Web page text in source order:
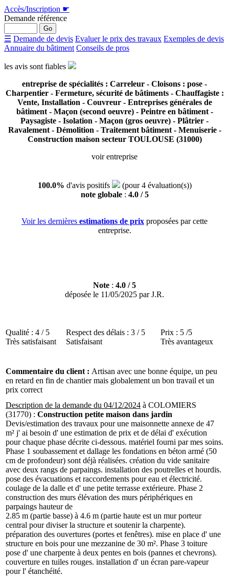
Accès/Inscription ☛
Demande référence
☰ Demande de devis Evaluer le prix des travaux Exemples de devis
Annuaire du bâtiment Conseils de pros
les avis sont fiables
entreprise de spécialités : Carreleur - Cloisons : pose -
Charpentier - Fermeture, sécurité de bâtiments - Chauffagiste :
Vente, Installation - Couvreur - Entreprises générales de
bâtiment - Maçon (second oeuvre) - Peintre en bâtiment -
Paysagiste - Isolation - Maçon (gros oeuvre) - Plâtrier -
Ravalement - Démolition - Traitement bâtiment - Menuiserie -
Construction maison secteur TOULOUSE (31000)
voir entreprise
100.0% d'avis positifs (pour4évaluation(s))
note globale: 4.0/ 5
Voir les dernières estimations de prix proposées par cette
entreprise.
Note : 4.0 /5
déposée le 11/05/2025 parJ.R.
Qualité : 4 / 5
Très satisfaisant
Respect des délais : 3 / 5
Satisfaisant
Prix : 5 /5
Très avantageux
Commentaire du client : Artisan avec une bonne équipe, un peu
en retard en fin de chantier mais globalement un bon travail et un
prix correct
Description de la demande du 04/12/2024 à COLOMIERS
(31770) : Construction petite maison dans jardin
Devis/estimation des travaux pour une maisonnette annexe de 47
m² j' ai besoin d' une estimation de prix et de délai d' exécution
pour chaque phase décrite ci-dessous. matériel fourni par mes soins.
Phase 1 soubassement et dallage les fondations en béton armé (50
cm de profondeur) sont déjà réalisées. création du vide sanitaire
avec deux rangs de parpaings. installation des poutrelles et hourdis.
pose des évacuations et raccordements pour eau et électricité.
coulage de la dalle et d' une petite terrasse extérieure. Phase 2
construction des murs élévation des murs périphériques en
parpaings hauteur de
2.85 m (partie basse) à 4.6 m (partie haute est un mur porteur
central pour diviser la structure et soutenir la charpente).
préparation des ouvertures (portes et fenêtres). mise en place d' une
structure en bois pour une mezzanine de 30 m². Phase 3 toiture
pose d' une charpente à deux pentes en bois (pannes et chevrons).
couverture en tuiles rouges. installation d' un écran pare-vapeur
pour l' étanchéité.